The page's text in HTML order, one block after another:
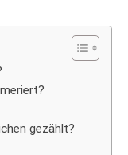
gezählt?